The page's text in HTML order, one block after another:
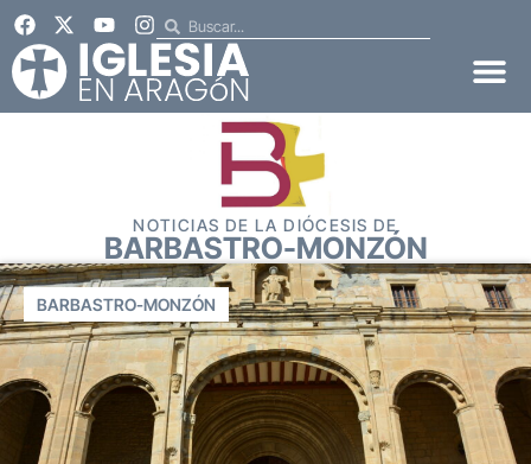
NOTICIAS DE LA DIÓCESIS DE
BARBASTRO-MONZÓN
BARBASTRO-MONZÓN